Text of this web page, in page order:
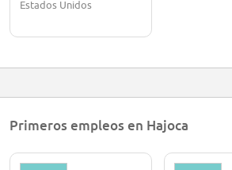
Estados Unidos
Primeros empleos en Hajoca